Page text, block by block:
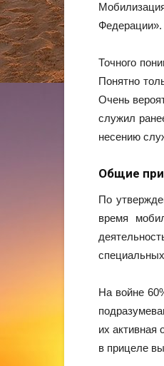
Федерации».
Точного
Понятно
Очень
служил
несению
Общие
По
время
На войне
их активная
в прицеле